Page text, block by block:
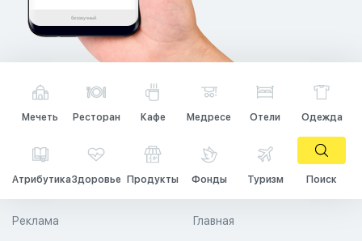
Мечеть Ресторан Кафе Медресе Отели Одежда
АтрибутикаЗдоровье Продукты Фонды Туризм Поиск
Главная
Реклама